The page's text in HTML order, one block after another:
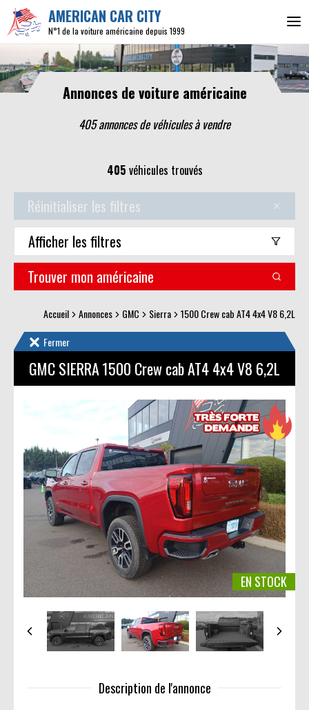
AMERICAN CAR CITY
N°1 de la voiture américaine depuis 1999
Annonces de voiture américaine
405 annonces de véhiculesà vendre
405 véhicules trouvés
Réinitialiser les filtres
Afficher les filtres
Trouver mon américaine
Accueil Annonces GMC Sierra
1500 Crew cab AT4 4x4 V8 6,2L
Fermer
GMC SIERRA1500 Crew cab AT4 4x4 V8 6,2L
EN STOCK
Description de l'annonce